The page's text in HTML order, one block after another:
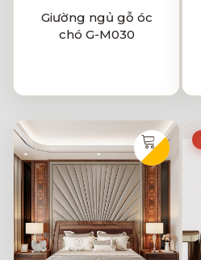
Giường ngủ gỗ óc
chó G-M030